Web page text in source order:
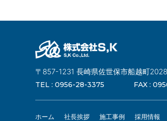
〒857-1231 長崎県佐世保市船越町
TEL : 0956-28-3375 FAX :
ホーム 社長挨拶 施工事例 採用情報